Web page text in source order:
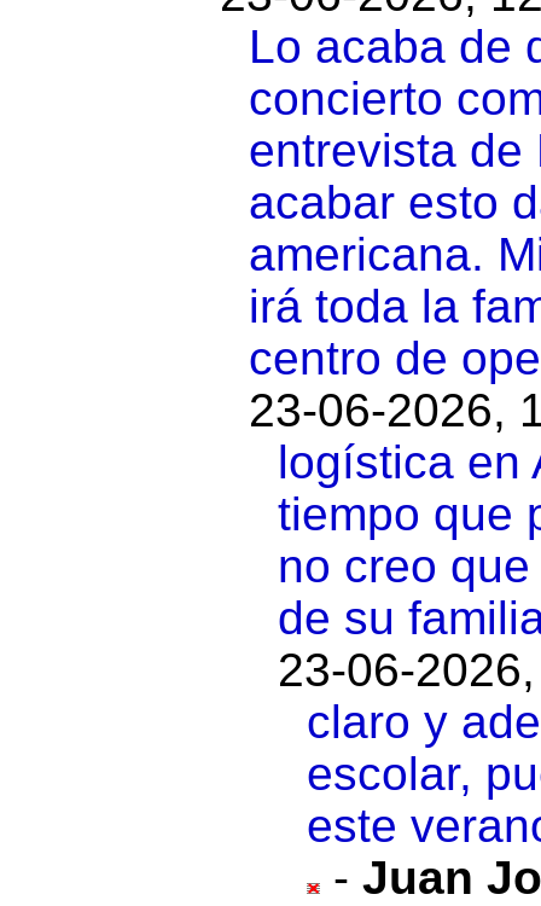
Lo acaba de
concierto
entrevista de
acabar esto
americana.
irá toda la
centro de
23-06-2026,
logística en
tiempo que
no creo
de su
23-06-
claro y
escolar,
este
- Juan